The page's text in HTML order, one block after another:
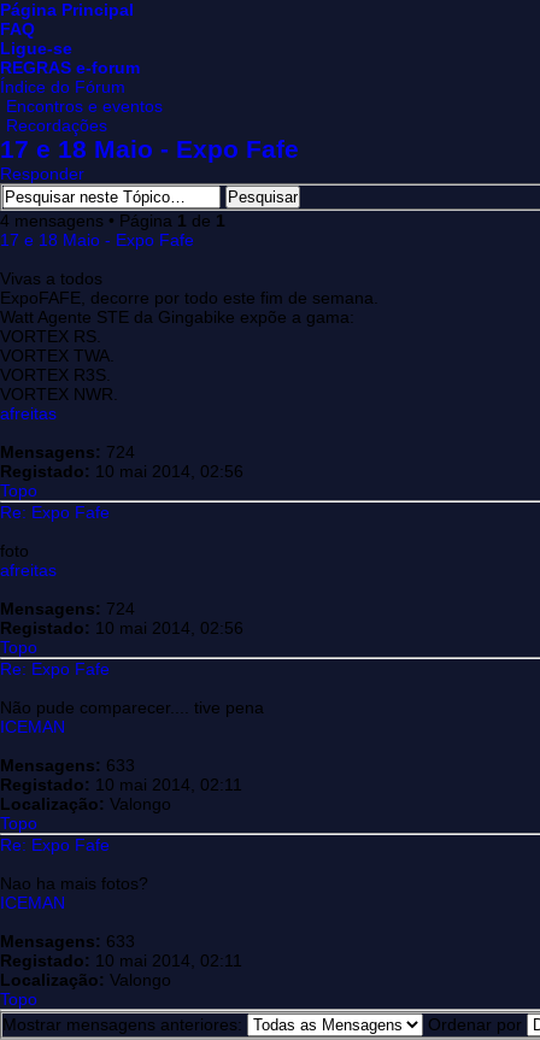
Página Principal
FAQ
Ligue-se
REGRAS e-forum
Índice do Fórum
Encontros e eventos
Recordações
17 e 18 Maio - Expo Fafe
Responder
4 mensagens • Página 1 de 1
17 e 18 Maio - Expo Fafe
Vivas a todos
ExpoFAFE, decorre por todo este fim de semana.
Watt Agente STE da Gingabike expõe a gama:
VORTEX RS.
VORTEX TWA.
VORTEX R3S.
VORTEX NWR.
afreitas
Mensagens: 724
Registado: 10 mai 2014, 02:56
Topo
Re: Expo Fafe
foto
afreitas
Mensagens: 724
Registado: 10 mai 2014, 02:56
Topo
Re: Expo Fafe
Não pude comparecer.... tive pena
ICEMAN
Mensagens: 633
Registado: 10 mai 2014, 02:11
Localização: Valongo
Topo
Re: Expo Fafe
Nao ha mais fotos?
ICEMAN
Mensagens: 633
Registado: 10 mai 2014, 02:11
Localização: Valongo
Topo
Mostrar mensagens anteriores:
Ordenar por